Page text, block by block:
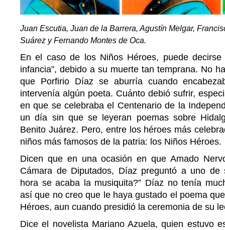
Juan Escutia, Juan de la Barrera, Agustín Melgar,
Suárez y Fernando Montes de Oca.
En el caso de los Niños Héroes, puede
infancia”, debido a su muerte tan temprana. No
que Porfirio Díaz se aburría cuando
intervenía algún poeta. Cuánto debió sufrir,
en que se celebraba el Centenario de la
un día sin que se leyeran poemas sobre
Benito Juárez. Pero, entre los héroes más
niños más famosos de la patria: los Niños Héroes.
Dicen que en una ocasión en que Amado
Cámara de Diputados, Díaz preguntó a uno de
hora se acaba la musiquita?” Díaz no tenía
así que no creo que le haya gustado el poema
Héroes, aun cuando presidió la ceremonia de su
Dice el novelista Mariano Azuela, quien estuvo